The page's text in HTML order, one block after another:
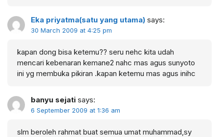
Eka priyatma(satu yang utama) says:
30 March 2009 at 4:25 pm
kapan dong bisa ketemu?? seru nehc kita udah
mencari kebenaran kemane2 nahc mas agus sunyoto
ini yg membuka pikiran .kapan ketemu mas agus inihc
banyu sejati says:
6 September 2009 at 1:36 am
slm beroleh rahmat buat semua umat muhammad,sy